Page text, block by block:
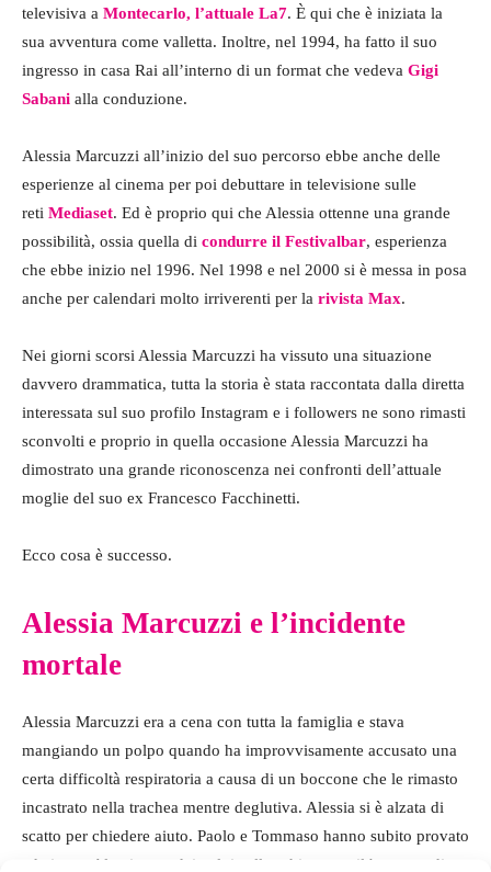
televisiva a Montecarlo, l’attuale La7. È qui che è iniziata la
sua avventura come valletta. Inoltre, nel 1994, ha fatto il suo
ingresso in casa Rai all’interno di un format che vedeva Gigi
Sabani alla conduzione.
Alessia Marcuzzi all’inizio del suo percorso ebbe anche delle
esperienze al cinema per poi debuttare in televisione sulle
reti Mediaset. Ed è proprio qui che Alessia ottenne una grande
possibilità, ossia quella di condurre il Festivalbar, esperienza
che ebbe inizio nel 1996. Nel 1998 e nel 2000 si è messa in posa
anche per calendari molto irriverenti per la rivista Max.
Nei giorni scorsi Alessia Marcuzzi ha vissuto una situazione
davvero drammatica, tutta la storia è stata raccontata dalla diretta
interessata sul suo profilo Instagram e i followers ne sono rimasti
sconvolti e proprio in quella occasione Alessia Marcuzzi ha
dimostrato una grande riconoscenza nei confronti dell’attuale
moglie del suo ex Francesco Facchinetti.
Ecco cosa è successo.
Alessia Marcuzzi e l’incidente
mortale
Alessia Marcuzzi era a cena con tutta la famiglia e stava
mangiando un polpo quando ha improvvisamente accusato una
certa difficoltà respiratoria a causa di un boccone che le rimasto
incastrato nella trachea mentre deglutiva. Alessia si è alzata di
scatto per chiedere aiuto. Paolo e Tommaso hanno subito provato
ad aiutare Alessia con dei colpi sulla schiena ma il boccone di